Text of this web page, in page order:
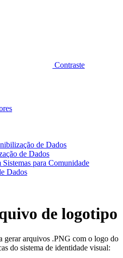
Contraste
de Dados
de Dados
para Comunidade
Dados
de logotipo
gerar arquivos .PNG com o logo do
do sistema de identidade visual: